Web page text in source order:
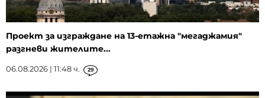
Проект за изграждане на 13-етажна "мегаджамия"
разгневи жителите...
06.08.2026 | 11:48 ч. 29